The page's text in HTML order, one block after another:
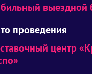
выездной
проведения
центр